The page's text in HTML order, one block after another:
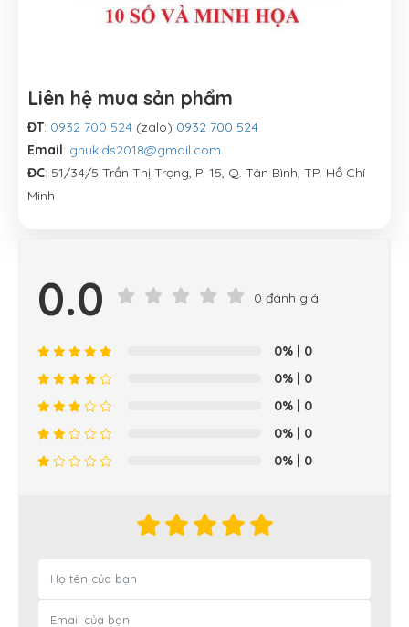
Liên hệ mua sản phẩm
ĐT: 0932 700 524 (zalo) 0932 700 524
Email: gnukids2018@gmail.com
ĐC: 51/34/5 Trần Thị Trọng, P. 15, Q. Tân Bình, TP. Hồ Chí
Minh
0.0 0 đánh giá
0% | 0
0% | 0
0% | 0
0% | 0
0% | 0